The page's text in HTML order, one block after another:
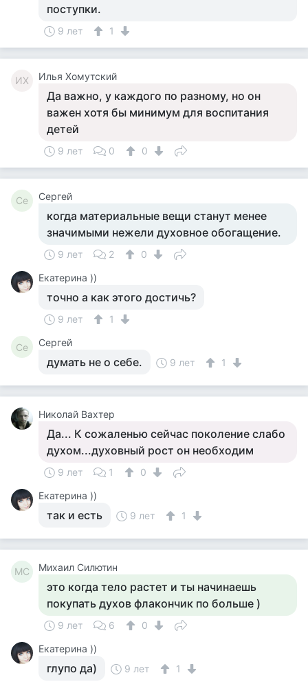
поступки.
9 лет 1
ИХ Илья Хомутский
Да важно, у каждого по разному, но он
важен хотя бы минимум для воспитания
детей
9 лет 0 0
Се Сергей
когда материальные вещи станут менее
значимыми нежели духовное обогащение.
9 лет 2
0
Екатерина ))
точно а как этого достичь?
9 лет 1
Се Сергей
думать не о себе. 9 лет 1
Николай Вахтер
Да... К сожаленью сейчас поколение слабо
духом...духовный рост он необходим
9 лет 1
0
Екатерина ))
так и есть 9 лет 1
МС Михаил Силютин
это когда тело растет и ты начинаешь
покупать духов флакончик по больше )
9 лет 6
0
Екатерина ))
глупо да) 9 лет 1